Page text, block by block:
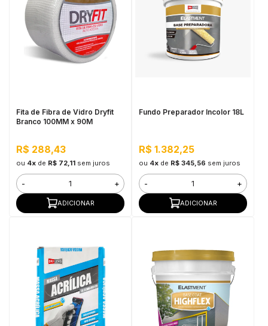
Fita de Fibra de Vidro Dryfit
Branco 100MM x 90M
R$ 288,43
ou 4xde R$ 72,11 sem juros
- +
ADICIONAR
Fundo Preparador Incolor 18L
R$ 1.382,25
ou 4xde R$ 345,56 sem juros
- +
ADICIONAR